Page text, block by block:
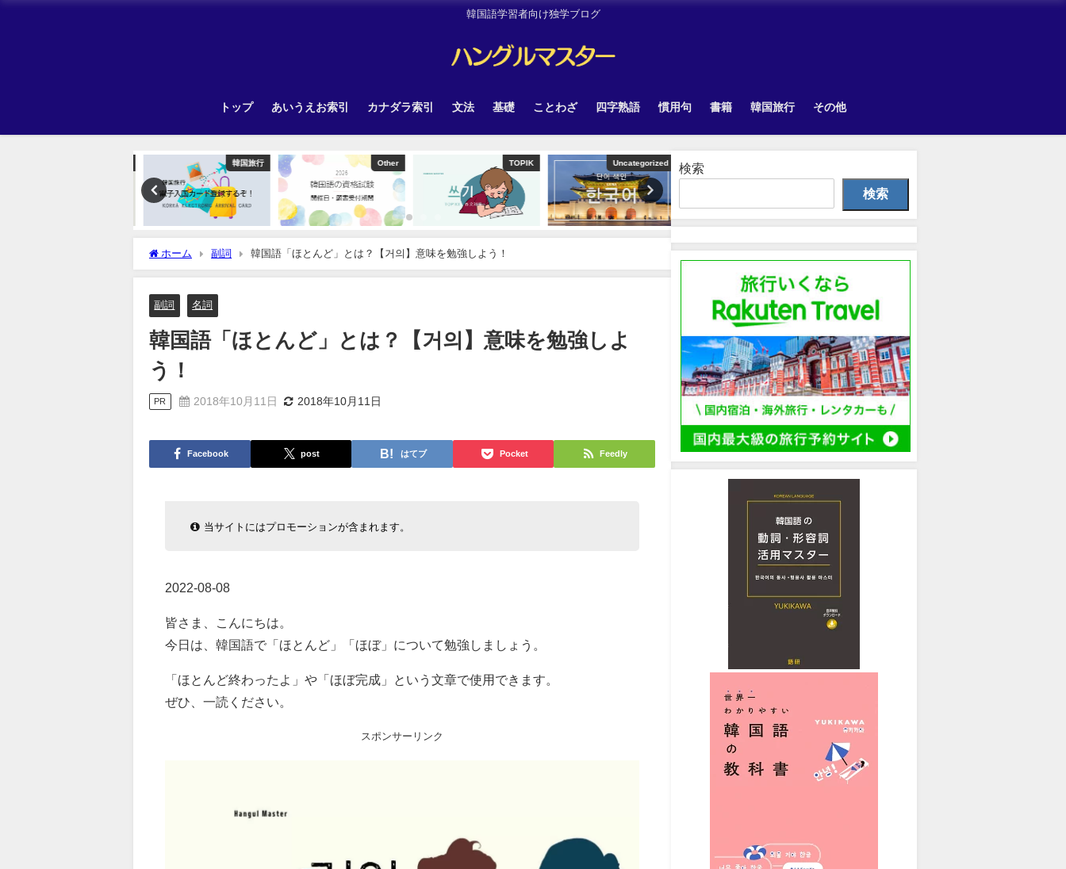
韓国語学習者向け独学ブログ
トップ あいうえお索引 カナダラ索引 文法 基礎 ことわざ 四字熟語 慣用句 書籍 韓国旅行 その他
韓国旅行 Other TOPIK Uncategorized
ホーム 副詞 韓国語「ほとんど」とは？【거의】意味を勉強しよう！
副詞 名詞
韓国語「ほとんど」とは？【거의】意味を勉強しよ
う！
PR 2018年10月11日 2018年10月11日
Facebook post はてブ Pocket Feedly
当サイトにはプロモーションが含まれます。
2022-08-08
皆さま、こんにちは。
今日は、韓国語で「ほとんど」「ほぼ」について勉強しましょう。
「ほとんど終わったよ」や「ほぼ完成」という文章で使用できます。
ぜひ、一読ください。
スポンサーリンク
検索
検索